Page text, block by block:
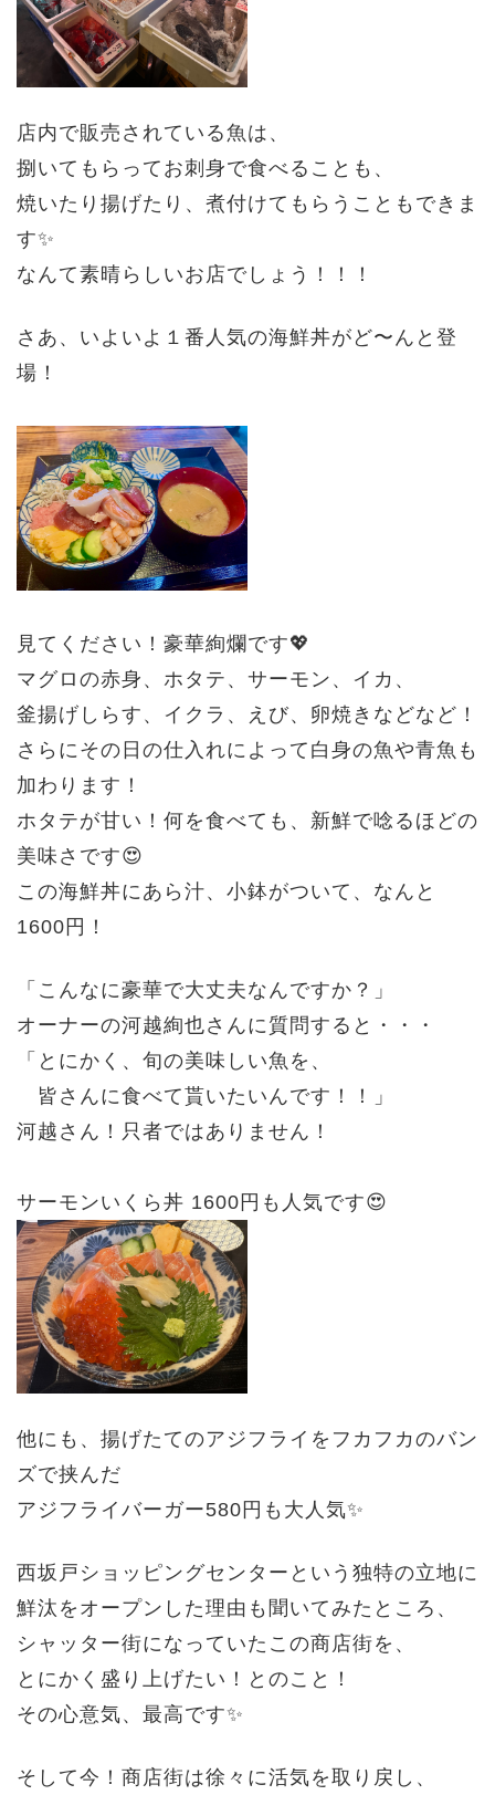
店内で販売されている魚は、
捌いてもらってお刺身で食べることも、
焼いたり揚げたり、煮付けてもらうこともできま
す✨
なんて素晴らしいお店でしょう！！！
さあ、いよいよ１番人気の海鮮丼がど〜んと登
場！
見てください！豪華絢爛です💖
マグロの赤身、ホタテ、サーモン、イカ、
釜揚げしらす、イクラ、えび、 卵焼きなどなど！
さらにその日の仕入れによって白身の魚や青魚も
加わります！
ホタテが甘い！何を食べても、新鮮で唸るほどの
美味さです😍
この海鮮丼にあら汁、小鉢がついて、なんと
1600円！
「こんなに豪華で大丈夫なんですか？」
オーナーの河越絢也さんに質問すると・・・
「とにかく、旬の美味しい魚を、
皆さんに食べて貰いたいんです！！」
河越さん！只者ではありません！
サーモンいくら丼 1600円も人気です😍
他にも、揚げたてのアジフライをフカフカのバン
ズで挟んだ
アジフライバーガー580円も大人気✨
西坂戸ショッピングセンターという独特の立地に
鮮汰をオープンした理由も 聞いてみたところ、
シャッター街になっていたこの商店街を、
とにかく盛り上げたい！とのこと！
その心意気、最高です✨
そして今！商店街は徐々に活気を取り戻し、